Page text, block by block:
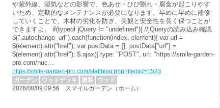
や紫外線、湿気などの影響で、色あせ・ひび割れ・腐食が起こりやす
いため、定期的なメンテナンスが必要になります。早めに早めに補修
していくことで、木材の劣化を防ぎ、美観と安全性を長く保つことが
できますよ。 if(typeof jQuery != "undefined"){ //jQueryの読み込み確認
$(".autochange_url").each(function(index, element){ var url =
$(element).attr("href"); var postData = {}; postData["url"] =
$(element).attr("href"); $.ajax({ type: "POST", url: "https://smile-garden-
pro.com/nuc…
https://smile-garden-pro.com/staffblog.php?itemid=1523
ガーデン
ウッドデッキ 塗装
ウッド
2026/08/09 09:56 スマイルガーデン（ホーム）